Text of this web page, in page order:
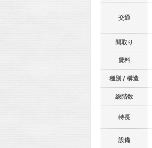
交通
間取り
賃料
種別 / 構造
総階数
特長
設備